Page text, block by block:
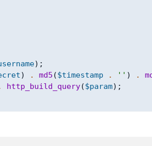
) ;
) . md5 ($timestamp . '' ) .
http_build_query($param) ;